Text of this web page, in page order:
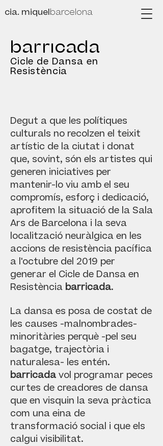
cia. miquelbarcelona
barricada
Cicle de Dansa en
Resistència
Degut a que les polítiques
culturals no recolzen el teixit
artístic de la ciutat i donat
que, sovint, són els artistes qui
generen iniciatives per
mantenir-lo viu amb el seu
compromís, esforç i dedicació,
aprofitem la situació de la Sala
Ars de Barcelona i la seva
localització neuràlgica en les
accions de resistència pacífica
a l'octubre del 2019 per
generar el Cicle de Dansa en
Resistència barricada.
La dansa es posa de costat de
les causes -malnombrades-
minoritàries perquè -pel seu
bagatge, trajectòria i
naturalesa- les entén.
barricada vol programar peces
curtes de creadores de dansa
que en visquin la seva pràctica
com una eina de
transformació social i que els
calgui visibilitat.